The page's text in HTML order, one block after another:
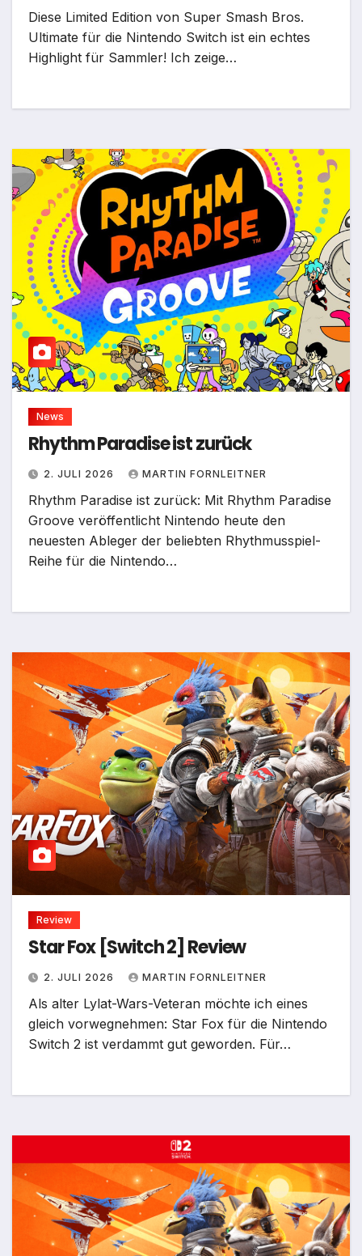
Diese Limited Edition von Super Smash Bros.
Ultimate für die Nintendo Switch ist ein echtes
Highlight für Sammler! Ich zeige…
News
Rhythm Paradise ist zurück
2. JULI 2026 MARTIN FORNLEITNER
Rhythm Paradise ist zurück: Mit Rhythm Paradise
Groove veröffentlicht Nintendo heute den
neuesten Ableger der beliebten Rhythmusspiel-
Reihe für die Nintendo…
Review
Star Fox [Switch 2] Review
2. JULI 2026 MARTIN FORNLEITNER
Als alter Lylat-Wars-Veteran möchte ich eines
gleich vorwegnehmen: Star Fox für die Nintendo
Switch 2 ist verdammt gut geworden. Für…